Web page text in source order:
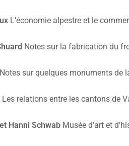
L’économie alpestre et le
Notes sur la fabrication du
Notes sur quelques monuments de
Les relations entre les cantons de
Hanni Schwab Musée d’art et